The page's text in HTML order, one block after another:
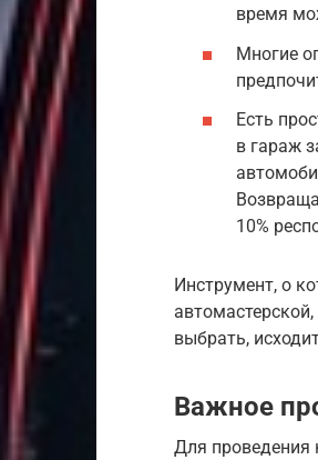
время
Многие
Есть
в гараж
10%
Инструмент, о
выбрать,
Важное
Для проведения